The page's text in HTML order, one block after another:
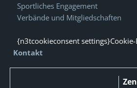
Sportliches Engagement
Verbände und Mitgliedschaften
{n3tcookieconsent
Kontakt